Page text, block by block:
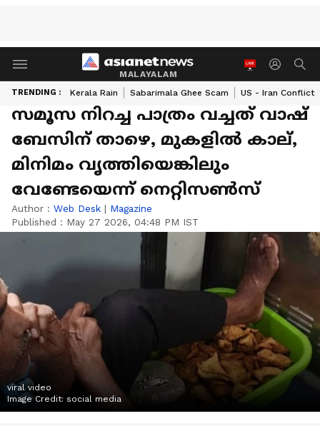
MALAYALAM
TRENDING : Kerala Rain Sabarimala Ghee Scam US - Iran Conflict
സമൂസ നിറച്ച പാത്രം വച്ചത് വാഷ്
ബേസിന് താഴെ, മുകളിൽ കാല്,
മിനിമം വൃത്തിയെങ്കിലും
വേണ്ടേയെന്ന് നെറ്റിസണ്‍സ്
Author : Web Desk | Magazine
Published : May 27 2026, 04:48 PM IST
viral video
Image Credit: social media